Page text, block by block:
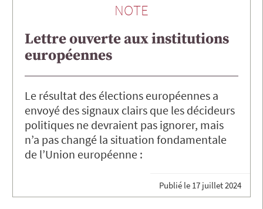
NOTE
Lettre ouverte aux institutions
européennes
Le résultat des élections européennes a
envoyé des signaux clairs que les décideurs
politiques ne devraient pas ignorer, mais
n’a pas changé la situation fondamentale
de l’Union européenne :
Publié le 17 juillet 2024